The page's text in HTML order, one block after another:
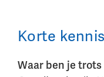
Korte
Waar ben je trots